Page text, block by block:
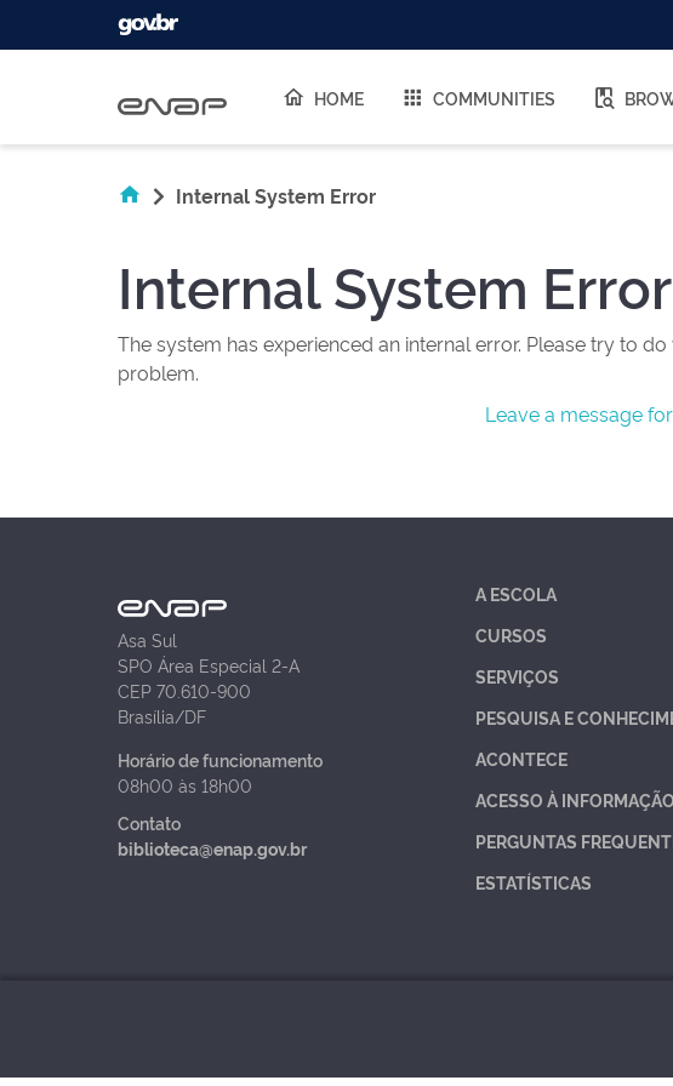
HOME COMMUNITIES
Internal System Error
Internal System Error
The system has experienced an internal error. Please try to
problem.
Leave a message
Asa Sul
SPO Área Especial 2-A
CEP 70.610-900
Brasília/DF
Horário de funcionamento
08h00 às 18h00
Contato
biblioteca@enap.gov.br
A ESCOLA
CURSOS
SERVIÇOS
PESQUISA E
ACONTECE
ACESSO À INFORMAÇÃO
PERGUNTAS
ESTATÍSTICAS